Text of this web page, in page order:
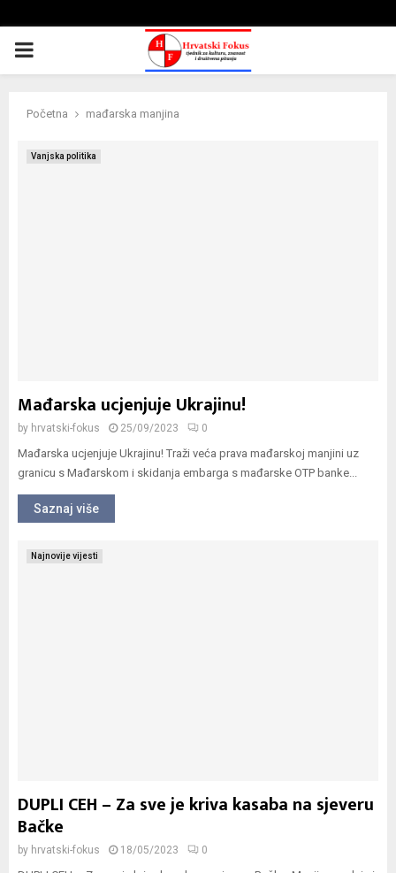
PRIMARY
Početna mađarska manjina
Vanjska politika
Mađarska ucjenjuje Ukrajinu!
by hrvatski-fokus 25/09/2023 0
Mađarska ucjenjuje Ukrajinu! Traži veća prava mađarskoj manjini uz
granicu s Mađarskom i skidanja embarga s mađarske OTP banke...
Saznaj više
Najnovije vijesti
DUPLI CEH – Za sve je kriva kasaba na sjeveru
Bačke
by hrvatski-fokus 18/05/2023 0